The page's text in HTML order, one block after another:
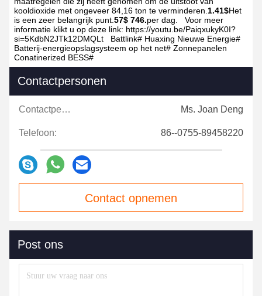
kooldioxide met ongeveer 84,16 ton te verminderen. 1.41$Het
is een zeer belangrijk punt. 57$ 746.per dag.
Voor meer
informatie klikt u op deze link: https://youtu.be/PaiqxukyK0I?
si=5KdbN2JTk12DMQLt
Battlink# Huaxing Nieuwe Energie#
Batterij-energieopslagsysteem op het net# Zonnepanelen
Conatinerized BESS#
Contactpersonen
Contactpersonen: Ms. Joan Deng
Telefoon: 86--0755-89458220
Contact opnemen
Post ons